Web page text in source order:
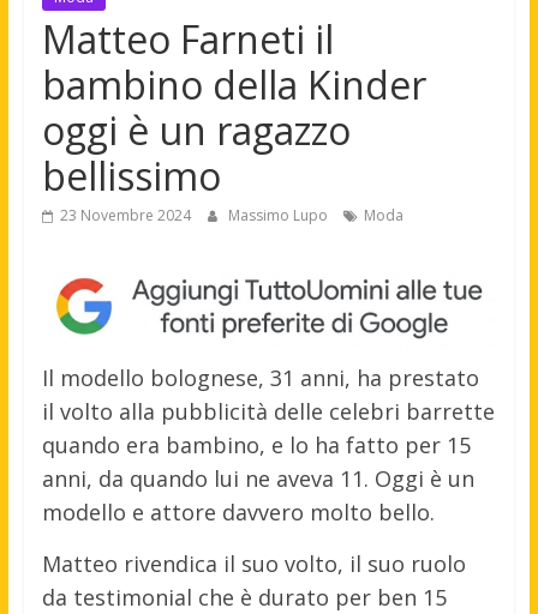
Matteo Farneti il
bambino della Kinder
oggi è un ragazzo
bellissimo
23 Novembre 2024 Massimo Lupo Moda
Il modello bolognese, 31 anni, ha prestato
il volto alla pubblicità delle celebri barrette
quando era bambino, e lo ha fatto per 15
anni, da quando lui ne aveva 11. Oggi è un
modello e attore davvero molto bello.
Matteo rivendica il suo volto, il suo ruolo
da testimonial che è durato per ben 15